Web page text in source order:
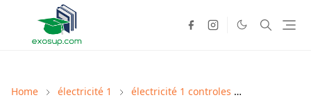
Home électricité 1 électricité 1 controles